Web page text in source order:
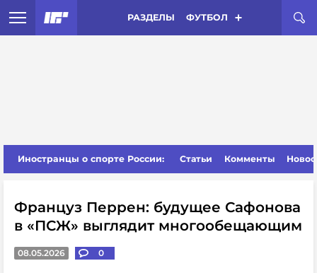
РАЗДЕЛЫ ФУТБОЛ
Иностранцы о спорте России: Статьи Комменты
Француз Перрен: будущее Сафонова
в «ПСЖ» выглядит многообещающим
08.05.2026 0